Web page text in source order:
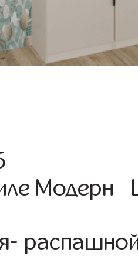
Модерн